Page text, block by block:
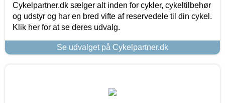
Cykelpartner.dk sælger alt inden for cykler, cykeltilbehør
og udstyr og har en bred vifte af reservedele til din cykel.
Klik her for at se deres udvalg.
Se udvalget på Cykelpartner.dk